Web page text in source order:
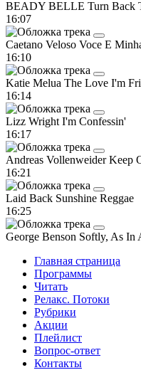
BEADY BELLE Turn Back
16:07
Caetano Veloso Voce E
16:10
Katie Melua The Love I'm
16:14
Lizz Wright I'm Confessin'
16:17
Andreas VollenweiderKeep
16:21
Laid Back Sunshine Reggae
16:25
George Benson Softly, As In
Главная страница
Программы
Читать
Релакс. Потоки
Рубрики
Акции
Плейлист
Вопрос-ответ
Контакты